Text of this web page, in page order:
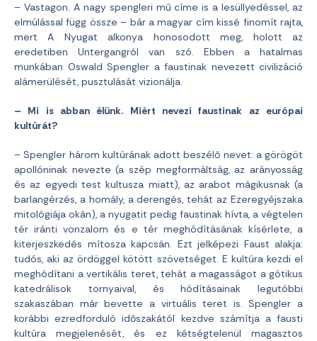
– Vastagon. A nagy spengleri mű címe is a lesüllyedéssel, az
elmúlással függ össze – bár a magyar cím kissé finomít rajta,
mert A Nyugat alkonya honosodott meg, holott az
eredetiben Untergangról van szó. Ebben a hatalmas
munkában Oswald Spengler a faustinak nevezett civilizáció
alámerülését, pusztulását vizionálja.
– Mi is abban élünk. Miért nevezi faustinak az európai
kultúrát?
– Spengler három kultúrának adott beszélő nevet: a görögöt
apollóninak nevezte (a szép megformáltság, az arányosság
és az egyedi test kultusza miatt), az arabot mágikusnak (a
barlangérzés, a homály, a derengés, tehát az Ezeregyéjszaka
mitológiája okán), a nyugatit pedig faustinak hívta, a végtelen
tér iránti vonzalom és e tér meghódításának kísérlete, a
kiterjeszkedés mítosza kapcsán. Ezt jelképezi Faust alakja:
tudós, aki az ördöggel kötött szövetséget. E kultúra kezdi el
meghódítani a vertikális teret, tehát a magasságot a gótikus
katedrálisok tornyaival, és hódításainak legutóbbi
szakaszában már bevette a virtuális teret is. Spengler a
korábbi ezredforduló időszakától kezdve számítja a fausti
kultúra megjelenését, és ez kétségtelenül magasztos